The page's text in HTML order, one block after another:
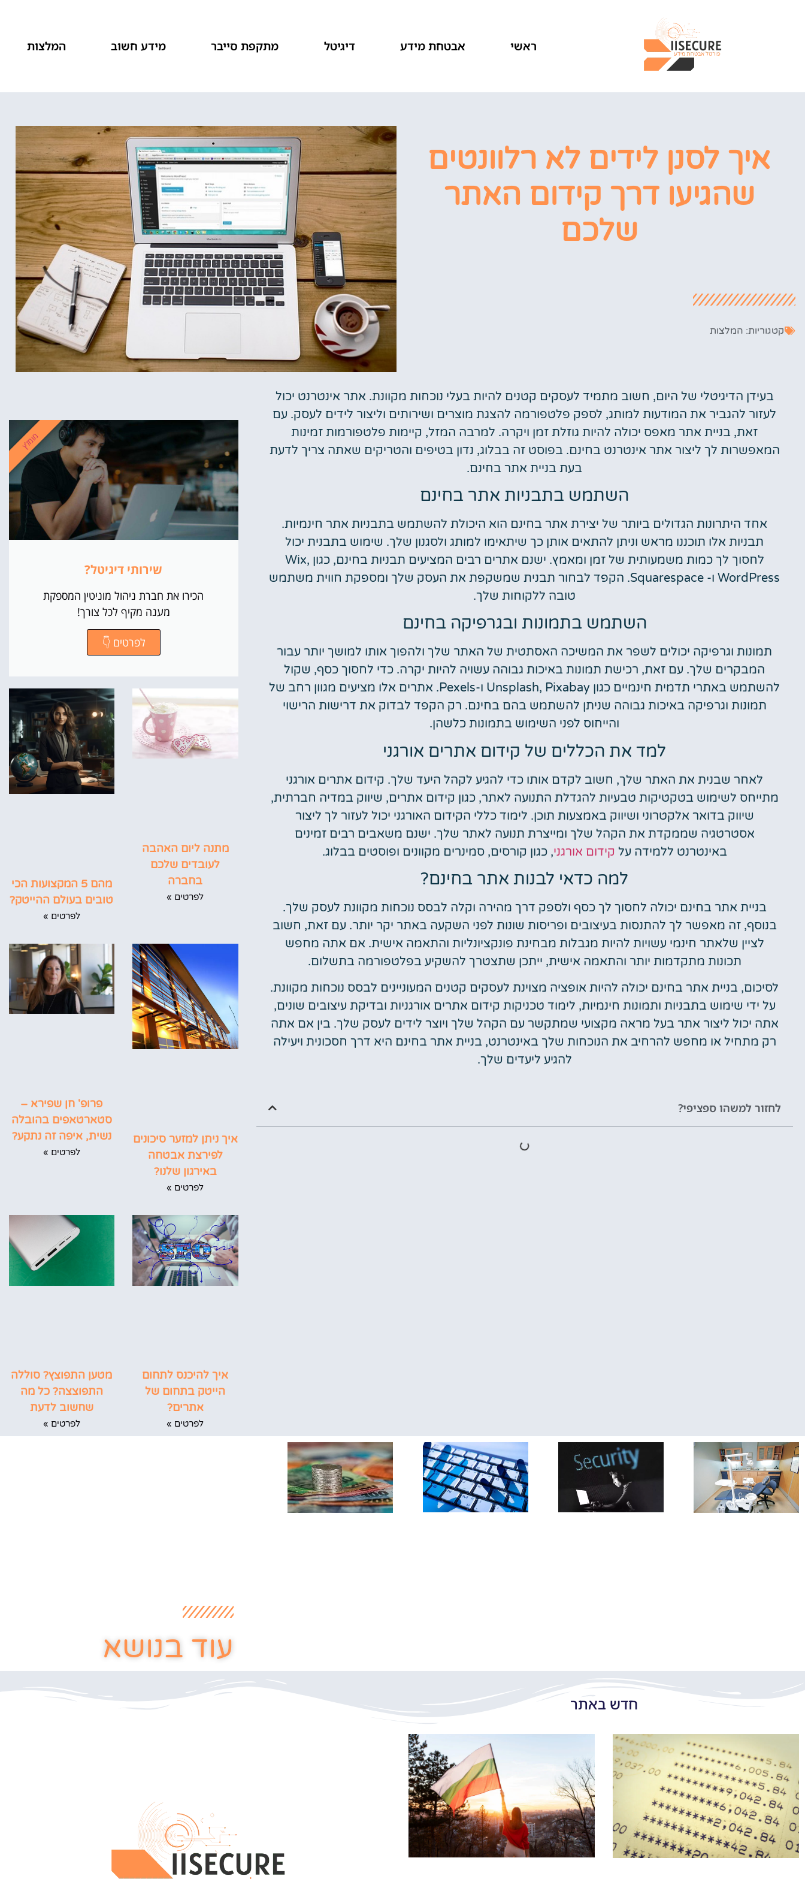
ראשי אבטחת מידע דיגיטל מתקפת סייבר מידע חשוב המלצות
איך לסנן לידים לא רלוונטים
שהגיעו דרך קידום האתר
שלכם
קטגוריות: המלצות
בעידן הדיגיטלי של היום, חשוב מתמיד לעסקים קטנים להיות בעלי נוכחות מקוונת. אתר אינטרנט יכול
לעזור להגביר את המודעות למותג, לספק פלטפורמה להצגת מוצרים ושירותים וליצור לידים לעסק. עם
זאת, בניית אתר מאפס יכולה להיות גוזלת זמן ויקרה. למרבה המזל, קיימות פלטפורמות זמינות
המאפשרות לך ליצור אתר אינטרנט בחינם. בפוסט זה בבלוג, נדון בטיפים והטריקים שאתה צריך לדעת
בעת בניית אתר בחינם.
השתמש בתבניות אתר בחינם
אחד היתרונות הגדולים ביותר של יצירת אתר בחינם הוא היכולת להשתמש בתבניות אתר חינמיות.
תבניות אלו תוכננו מראש וניתן להתאים אותן כך שיתאימו למותג ולסגנון שלך. שימוש בתבנית יכול
לחסוך לך כמות משמעותית של זמן ומאמץ. ישנם אתרים רבים המציעים תבניות בחינם, כגון Wix,
WordPress ו- Squarespace. הקפד לבחור תבנית שמשקפת את העסק שלך ומספקת חווית משתמש
טובה ללקוחות שלך.
השתמש בתמונות ובגרפיקה בחינם
תמונות וגרפיקה יכולים לשפר את המשיכה האסתטית של האתר שלך ולהפוך אותו למושך יותר עבור
המבקרים שלך. עם זאת, רכישת תמונות באיכות גבוהה עשויה להיות יקרה. כדי לחסוך כסף, שקול
להשתמש באתרי תדמית חינמיים כגון Unsplash, Pixabay ו-Pexels. אתרים אלו מציעים מגוון רחב של
תמונות וגרפיקה באיכות גבוהה שניתן להשתמש בהם בחינם. רק הקפד לבדוק את דרישות הרישוי
והייחוס לפני השימוש בתמונות כלשהן.
למד את הכללים של קידום אתרים אורגני
לאחר שבנית את האתר שלך, חשוב לקדם אותו כדי להגיע לקהל היעד שלך. קידום אתרים אורגני
מתייחס לשימוש בטקטיקות טבעיות להגדלת התנועה לאתר, כגון קידום אתרים, שיווק במדיה חברתית,
שיווק בדואר אלקטרוני ושיווק באמצעות תוכן. לימוד כללי הקידום האורגני יכול לעזור לך ליצור
אסטרטגיה שממקדת את הקהל שלך ומייצרת תנועה לאתר שלך. ישנם משאבים רבים זמינים
באינטרנט ללמידה על קידום אורגני, כגון קורסים, סמינרים מקוונים ופוסטים בבלוג.
למה כדאי לבנות אתר בחינם?
בניית אתר בחינם יכולה לחסוך לך כסף ולספק דרך מהירה וקלה לבסס נוכחות מקוונת לעסק שלך.
בנוסף, זה מאפשר לך להתנסות בעיצובים ופריסות שונות לפני השקעה באתר יקר יותר. עם זאת, חשוב
לציין שלאתר חינמי עשויות להיות מגבלות מבחינת פונקציונליות והתאמה אישית. אם אתה מחפש
תכונות מתקדמות יותר והתאמה אישית, ייתכן שתצטרך להשקיע בפלטפורמה בתשלום.
לסיכום, בניית אתר בחינם יכולה להיות אופציה מצוינת לעסקים קטנים המעוניינים לבסס נוכחות מקוונת.
על ידי שימוש בתבניות ותמונות חינמיות, לימוד טכניקות קידום אתרים אורגניות ובדיקת עיצובים שונים,
אתה יכול ליצור אתר בעל מראה מקצועי שמתקשר עם הקהל שלך ויוצר לידים לעסק שלך. בין אם אתה
רק מתחיל או מחפש להרחיב את הנוכחות שלך באינטרנט, בניית אתר בחינם היא דרך חסכונית ויעילה
להגיע ליעדים שלך.
לחזור למשהו ספציפי?
שירותי דיגיטל?
הכירו את חברת ניהול מוניטין המספקת
מענה מקיף לכל צורך!
לפרטים 👇
מומלץ
מתנה ליום האהבה
לעובדים שלכם
בחברה
לפרטים »
מהם 5 המקצועות הכי
טובים בעולם ההייטק?
לפרטים »
איך ניתן למזער סיכונים
לפירצת אבטחה
באירגון שלנו?
לפרטים »
פרופ' חן שפירא –
סטארטאפים בהובלה
נשית, איפה זה נתקע?
לפרטים »
איך להיכנס לתחום
הייטק בתחום של
אתרים?
לפרטים »
מטען התפוצץ? סוללה
התפוצצה? כל מה
שחשוב לדעת
לפרטים »
עוד בנושא
חדש באתר